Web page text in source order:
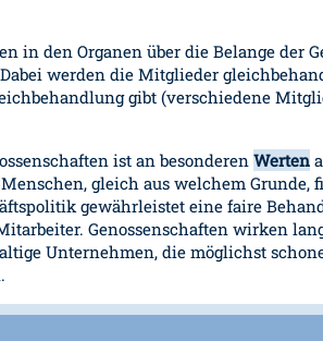
in den Organen über die Belange der
werden die Mitglieder
gibt (verschiedene
ist an besonderen Werten
gleich aus welchem Grunde,
gewährleistet eine faire
Genossenschaften wirken
Unternehmen, die möglichst